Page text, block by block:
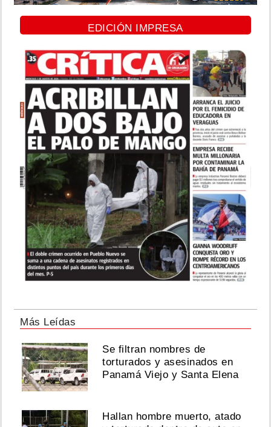
EDICIÓN IMPRESA
Más Leídas
Se filtran nombres de
torturados y asesinados en
Panamá Viejo y Santa Elena
Hallan hombre muerto, atado